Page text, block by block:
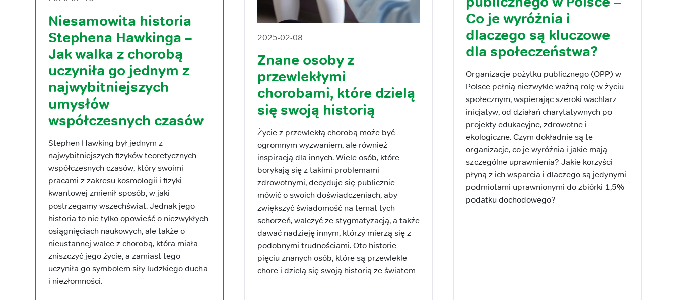
Niesamowita historia
Stephena Hawkinga –
Jak walka z chorobą
uczyniła go jednym z
najwybitniejszych
umysłów
współczesnych czasów
Stephen Hawking był jednym z
najwybitniejszych fizyków teoretycznych
współczesnych czasów, który swoimi
pracami z zakresu kosmologii i fizyki
kwantowej zmienił sposób, w jaki
postrzegamy wszechświat. Jednak jego
historia to nie tylko opowieść o niezwykłych
osiągnięciach naukowych, ale także o
nieustannej walce z chorobą, która miała
zniszczyć jego życie, a zamiast tego
uczyniła go symbolem siły ludzkiego ducha
i niezłomności.
2025-02-08
Znane osoby z
przewlekłymi
chorobami, które dzielą
się swoją historią
Życie z przewlekłą chorobą może być
ogromnym wyzwaniem, ale również
inspiracją dla innych. Wiele osób, które
borykają się z takimi problemami
zdrowotnymi, decyduje się publicznie
mówić o swoich doświadczeniach, aby
zwiększyć świadomość na temat tych
schorzeń, walczyć ze stygmatyzacją, a także
dawać nadzieję innym, którzy mierzą się z
podobnymi trudnościami. Oto historie
pięciu znanych osób, które są przewlekle
chore i dzielą się swoją historią ze światem
Co je wyróżnia i
dlaczego są kluczowe
dla społeczeństwa?
Organizacje pożytku publicznego (OPP) w
Polsce pełnią niezwykle ważną rolę w życiu
społecznym, wspierając szeroki wachlarz
inicjatyw, od działań charytatywnych po
projekty edukacyjne, zdrowotne i
ekologiczne. Czym dokładnie są te
organizacje, co je wyróżnia i jakie mają
szczególne uprawnienia? Jakie korzyści
płyną z ich wsparcia i dlaczego są jedynymi
podmiotami uprawnionymi do zbiórki 1,5%
podatku dochodowego?